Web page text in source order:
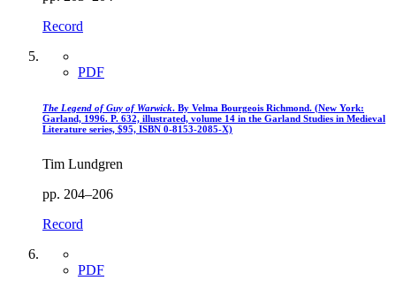
Record
PDF
The Legend of Guy of Warwick. By Velma Bourgeois Richmond. (New York:
Garland, 1996. P. 632, illustrated, volume 14 in the Garland Studies in Medieval
Literature series, $95, ISBN 0-8153-2085-X)
Tim Lundgren
pp. 204–206
Record
PDF